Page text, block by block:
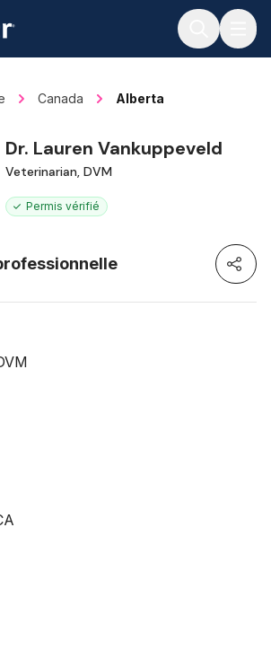
Canada Alberta
Dr. Lauren Vankuppeveld
Veterinarian, DVM
Permis vérifié